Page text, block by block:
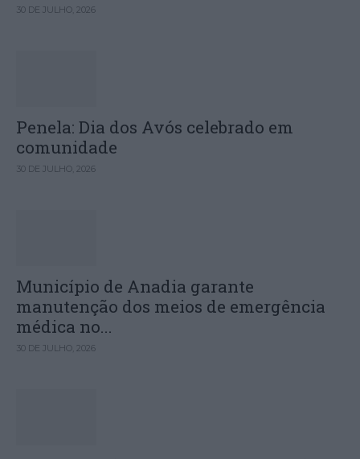
30 DE JULHO, 2026
Penela: Dia dos Avós celebrado em
comunidade
30 DE JULHO, 2026
Município de Anadia garante
manutenção dos meios de emergência
médica no...
30 DE JULHO, 2026